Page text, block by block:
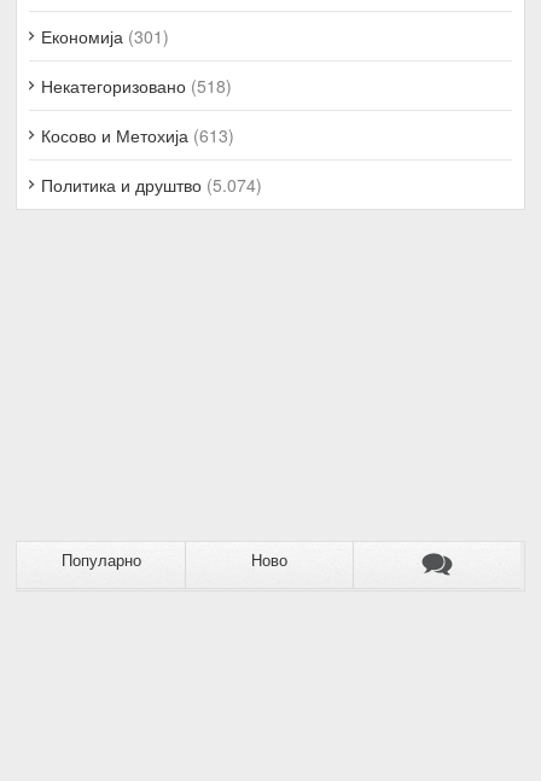
Економија (301)
Некатегоризовано (518)
Косово и Метохија (613)
Политика и друштво (5.074)
Популарно Ново